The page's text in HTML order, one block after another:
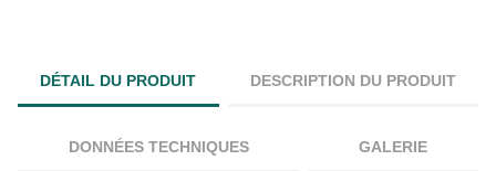
DÉTAIL DU PRODUIT DESCRIPTION DU PRODUIT
DONNÉES TECHNIQUES GALERIE